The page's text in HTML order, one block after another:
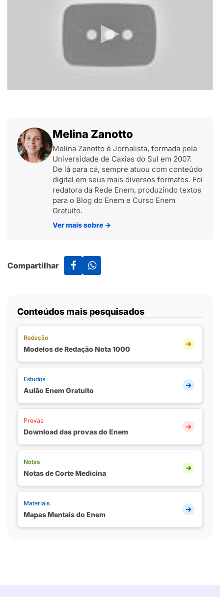
Melina Zanotto
Melina Zanotto é Jornalista, formada pela
Universidade de Caxias do Sul em 2007.
De lá para cá, sempre atuou com conteúdo
digital em seus mais diversos formatos. Foi
redatora da Rede Enem, produzindo textos
para o Blog do Enem e Curso Enem
Gratuito.
Ver mais sobre →
Compartilhar
Conteúdos mais pesquisados
Redação
Modelos de Redação Nota 1000
Estudos
Aulão Enem Gratuito
Provas
Download das provas do Enem
Notas
Notas de Corte Medicina
Materiais
Mapas Mentais do Enem